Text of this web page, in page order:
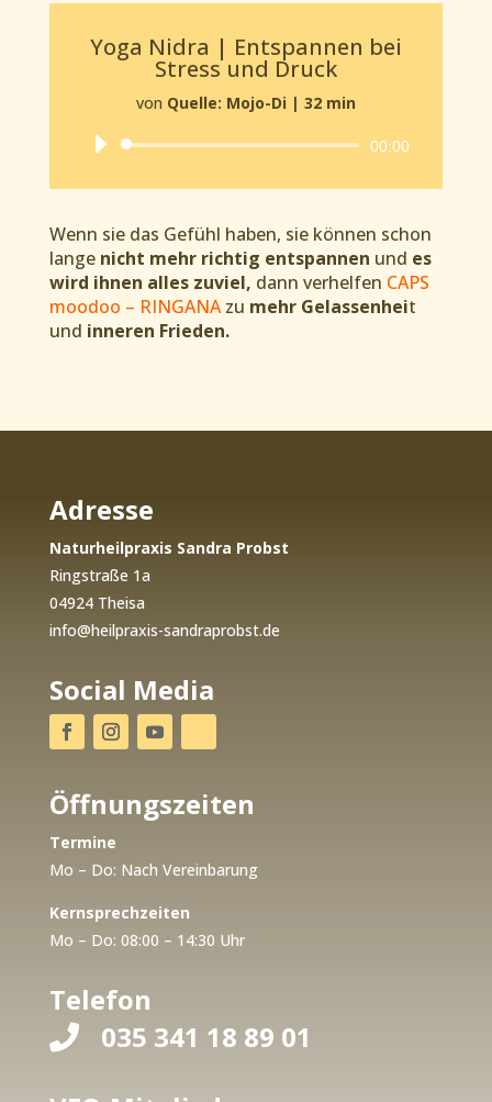
Yoga Nidra | Entspannen bei
Stress und Druck
von Quelle: Mojo-Di | 32 min
Audio-
00:00
Wenn sie das Gefühl haben, sie können schon
lange nicht mehr richtig entspannen und es
wird ihnen alles zuviel, dann verhelfen CAPS
moodoo – RINGANAzu mehr Gelassenheit
und inneren Frieden.
Adresse
Naturheilpraxis Sandra Probst
Ringstraße 1a
04924 Theisa
info@heilpraxis-sandraprobst.de
Social Media
Öffnungszeiten
Termine
Mo – Do: Nach Vereinbarung
Kernsprechzeiten
Mo – Do: 08:00 – 14:30 Uhr
Telefon

035 341 18 89 01